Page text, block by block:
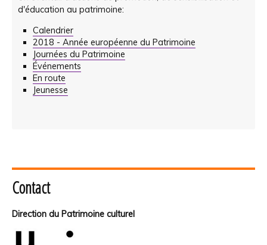
d'éducation au patrimoine:
Calendrier
2018 - Année européenne du Patrimoine
Journées du Patrimoine
Événements
En route
Jeunesse
Contact
Direction du Patrimoine culturel